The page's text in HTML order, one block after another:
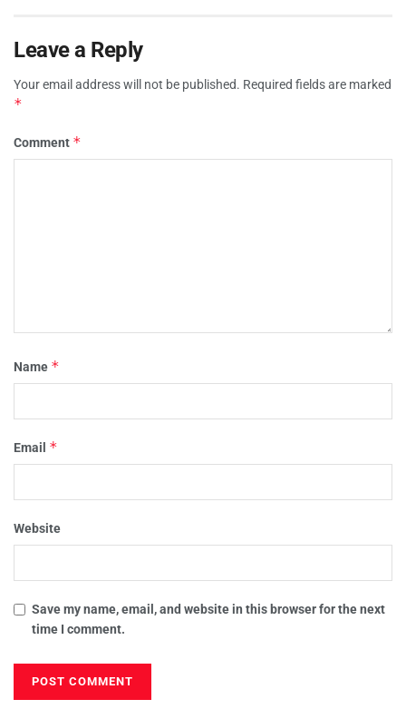
Leave a Reply
Your email address will not be published. Required fields are marked
*
Comment *
Name *
Email *
Website
Save my name, email, and website in this browser for the next
time I comment.